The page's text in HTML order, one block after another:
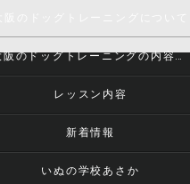
大阪のドッグトレーニングの内容について
レッスン内容
新着情報
いぬの学校あさか